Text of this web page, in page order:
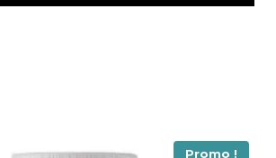
Promo !